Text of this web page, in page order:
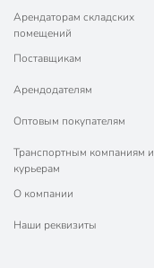
Арендаторам складских
помещений
Поставщикам
Арендодателям
Оптовым покупателям
Транспортным компаниям и
курьерам
О компании
Наши реквизиты